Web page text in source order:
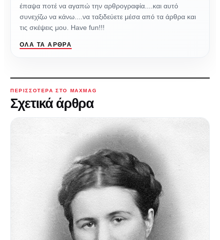
έπαψα ποτέ να αγαπώ την αρθρογραφία....και αυτό
συνεχίζω να κάνω....να ταξιδεύετε μέσα από τα άρθρα και
τις σκέψεις μου. Have fun!!!
ΌΛΑ ΤΑ ΆΡΘΡΑ
ΠΕΡΙΣΣΌΤΕΡΑ ΣΤΟ MAXMAG
Σχετικά άρθρα